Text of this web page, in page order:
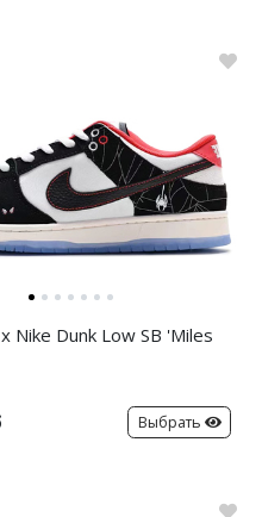
Nike Dunk Low SB 'Miles
Выбрать